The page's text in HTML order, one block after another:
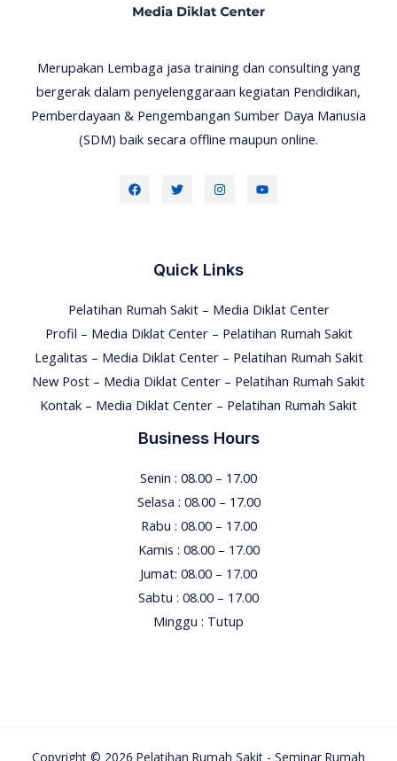
Merupakan Lembaga jasa training dan consulting yang
bergerak dalam penyelenggaraan kegiatan Pendidikan,
Pemberdayaan & Pengembangan Sumber Daya Manusia
(SDM) baik secara offline maupun online.
Quick Links
Pelatihan Rumah Sakit – Media Diklat Center
Profil – Media Diklat Center – Pelatihan Rumah Sakit
Legalitas – Media Diklat Center – Pelatihan Rumah Sakit
New Post – Media Diklat Center – Pelatihan Rumah Sakit
Kontak – Media Diklat Center – Pelatihan Rumah Sakit
Business Hours
Senin : 08.00 – 17.00
Selasa : 08.00 – 17.00
Rabu : 08.00 – 17.00
Kamis : 08.00 – 17.00
Jumat: 08.00 – 17.00
Sabtu : 08.00 – 17.00
Minggu : Tutup
Copyright © 2026 Pelatihan Rumah Sakit - Seminar Rumah